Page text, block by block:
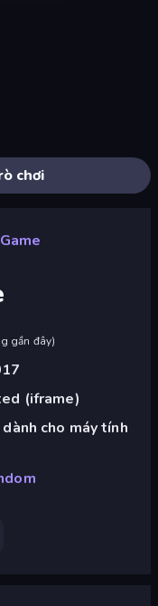
chơi
gần đây)
(iframe)
cho máy tính